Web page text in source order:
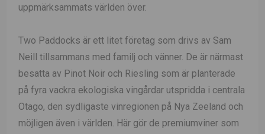
uppmärksammats världen över.
Two Paddocks är ett litet företag som drivs av Sam
Neill tillsammans med familj och vänner. De är närmast
besatta av Pinot Noir och Riesling som är planterade
på fyra vackra ekologiska vingårdar utspridda i centrala
Otago, den sydligaste vinregionen på Nya Zeeland och
möjligen även i världen. Här gör de premiumviner som